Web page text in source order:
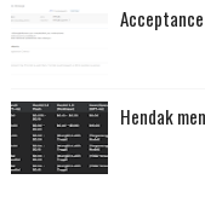
Hendak